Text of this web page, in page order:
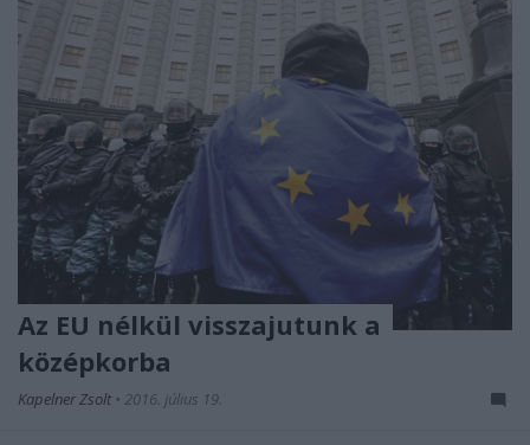
Az EU nélkül visszajutunk a
középkorba
Kapelner Zsolt • 2016. július 19.